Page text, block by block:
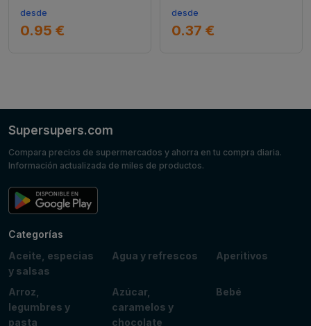
desde
0.95 €
desde
0.37 €
Supersupers.com
Compara precios de supermercados y ahorra en tu compra diaria.
Información actualizada de miles de productos.
Categorías
Aceite, especias
y salsas
Agua y refrescos Aperitivos
Arroz,
legumbres y
pasta
Azúcar,
caramelos y
chocolate
Bebé